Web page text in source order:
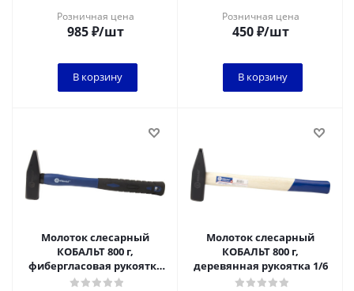
Розничная цена
985₽/шт
В корзину
Розничная цена
450₽/шт
В корзину
Молоток слесарный
КОБАЛЬТ 800 г,
фибергласовая рукоятка
1/6
Молоток слесарный
КОБАЛЬТ 800 г,
деревянная рукоятка 1/6